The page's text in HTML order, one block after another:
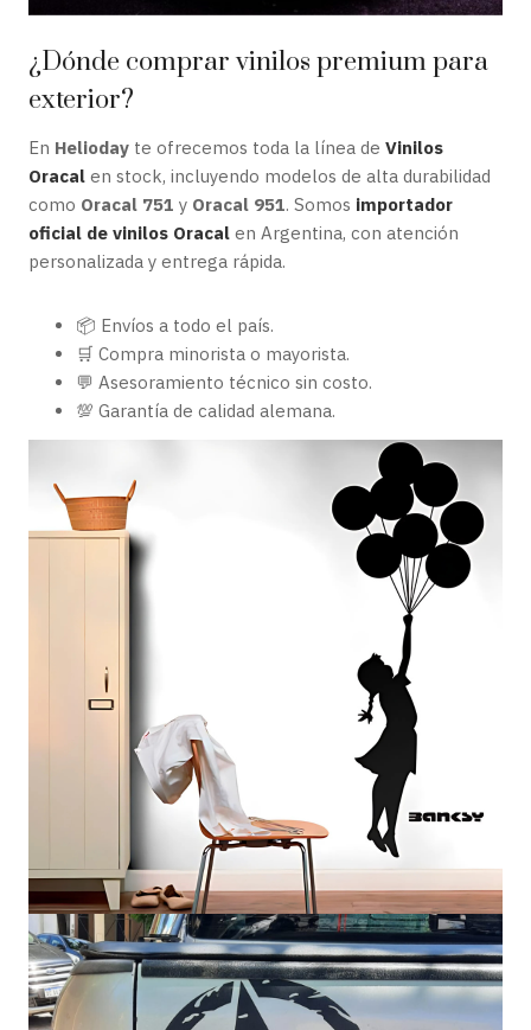
¿Dónde comprar vinilos premium para
exterior?
En Helioday te ofrecemos toda la línea de Vinilos
Oracal en stock, incluyendo modelos de alta durabilidad
como Oracal 751 y Oracal 951. Somos importador
oficial de vinilos Oracal en Argentina, con atención
personalizada y entrega rápida.
📦 Envíos a todo el país.
🛒 Compra minorista o mayorista.
💬 Asesoramiento técnico sin costo.
💯 Garantía de calidad alemana.